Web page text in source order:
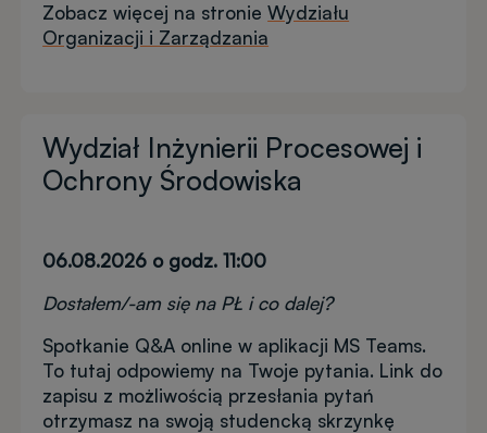
Zobacz więcej na stronieWydziału
Organizacji i Zarządzania
Wydział Inżynierii Procesowej i
Ochrony Środowiska
06.08.2026 o godz. 11:00
Dostałem/-am się na PŁ i co dalej?
Spotkanie Q&A online w aplikacji MS Teams.
To tutaj odpowiemy na Twoje pytania. Link do
zapisu z możliwością przesłania pytań
otrzymasz na swoją studencką skrzynkę